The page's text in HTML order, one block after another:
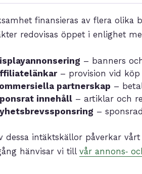
finansieras av flera olika
redovisas öppet i enlighet
– banners
– provision vid köp
partnerskap –
innehåll – artiklar och
–
dessa intäktskällor påverkar
hänvisar vi till vår annons‑